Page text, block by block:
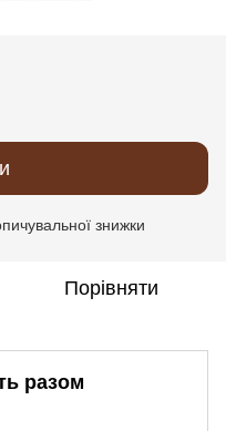
знижки
Порівняти
разом